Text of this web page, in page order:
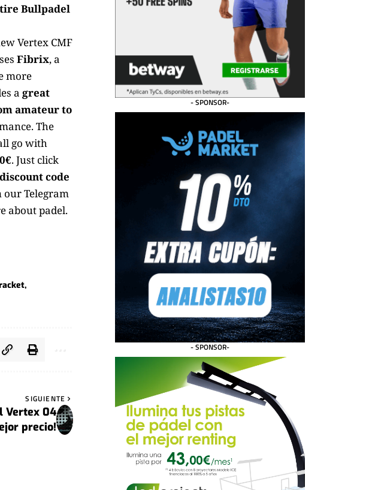
Bullpadel
Vertex CMF
Fibrix, a
more
a great
amateur to
The
go with
.Just click
discount code
our Telegram
about padel.
SIGUIENTE
Vertex 04
precio!
- SPONSOR-
- SPONSOR-